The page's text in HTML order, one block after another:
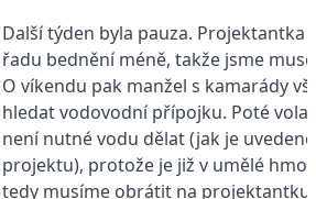
Další týden byla pauza. Projektantka
řadu bednění méně, takže jsme
O víkendu pak manžel s kamarády
hledat vodovodní přípojku. Poté
není nutné vodu dělat (jak je
projektu), protože je již v umělé
tedy musíme obrátit na